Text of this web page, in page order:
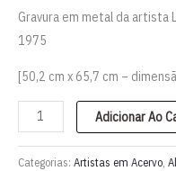
Gravura em metal da artista
1975
[50,2 cm x 65,7 cm –
Gravura
em
metal
Adicionar Ao
Categorias: Artistas em Acervo